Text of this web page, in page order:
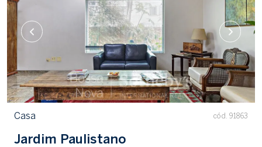
Casa cód. 91863
Jardim Paulistano